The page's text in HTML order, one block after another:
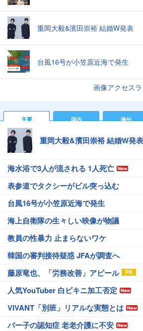
重岡大毅&濱田崇裕 結婚W発表
台風16号が小笠原近海で発生
画像アクセス
主要 国内 海外
重岡大毅&濱田崇裕 結婚W発表
海水浴で3人が流される 1人死亡
表参道でタクシーがビル突っ込む
台風16号が小笠原近海で発生
海上自衛隊の生々しい映像が物議
教員の性暴力 止まらないワケ
韓国の審判接待疑惑 JFAが調査へ
藤原竜也、「労務改善」アピール
人気YouTuber 白ビキニ加工否定
VIVANT「別班」リアルな実態とは
パー子の認知症 老老介護に不安